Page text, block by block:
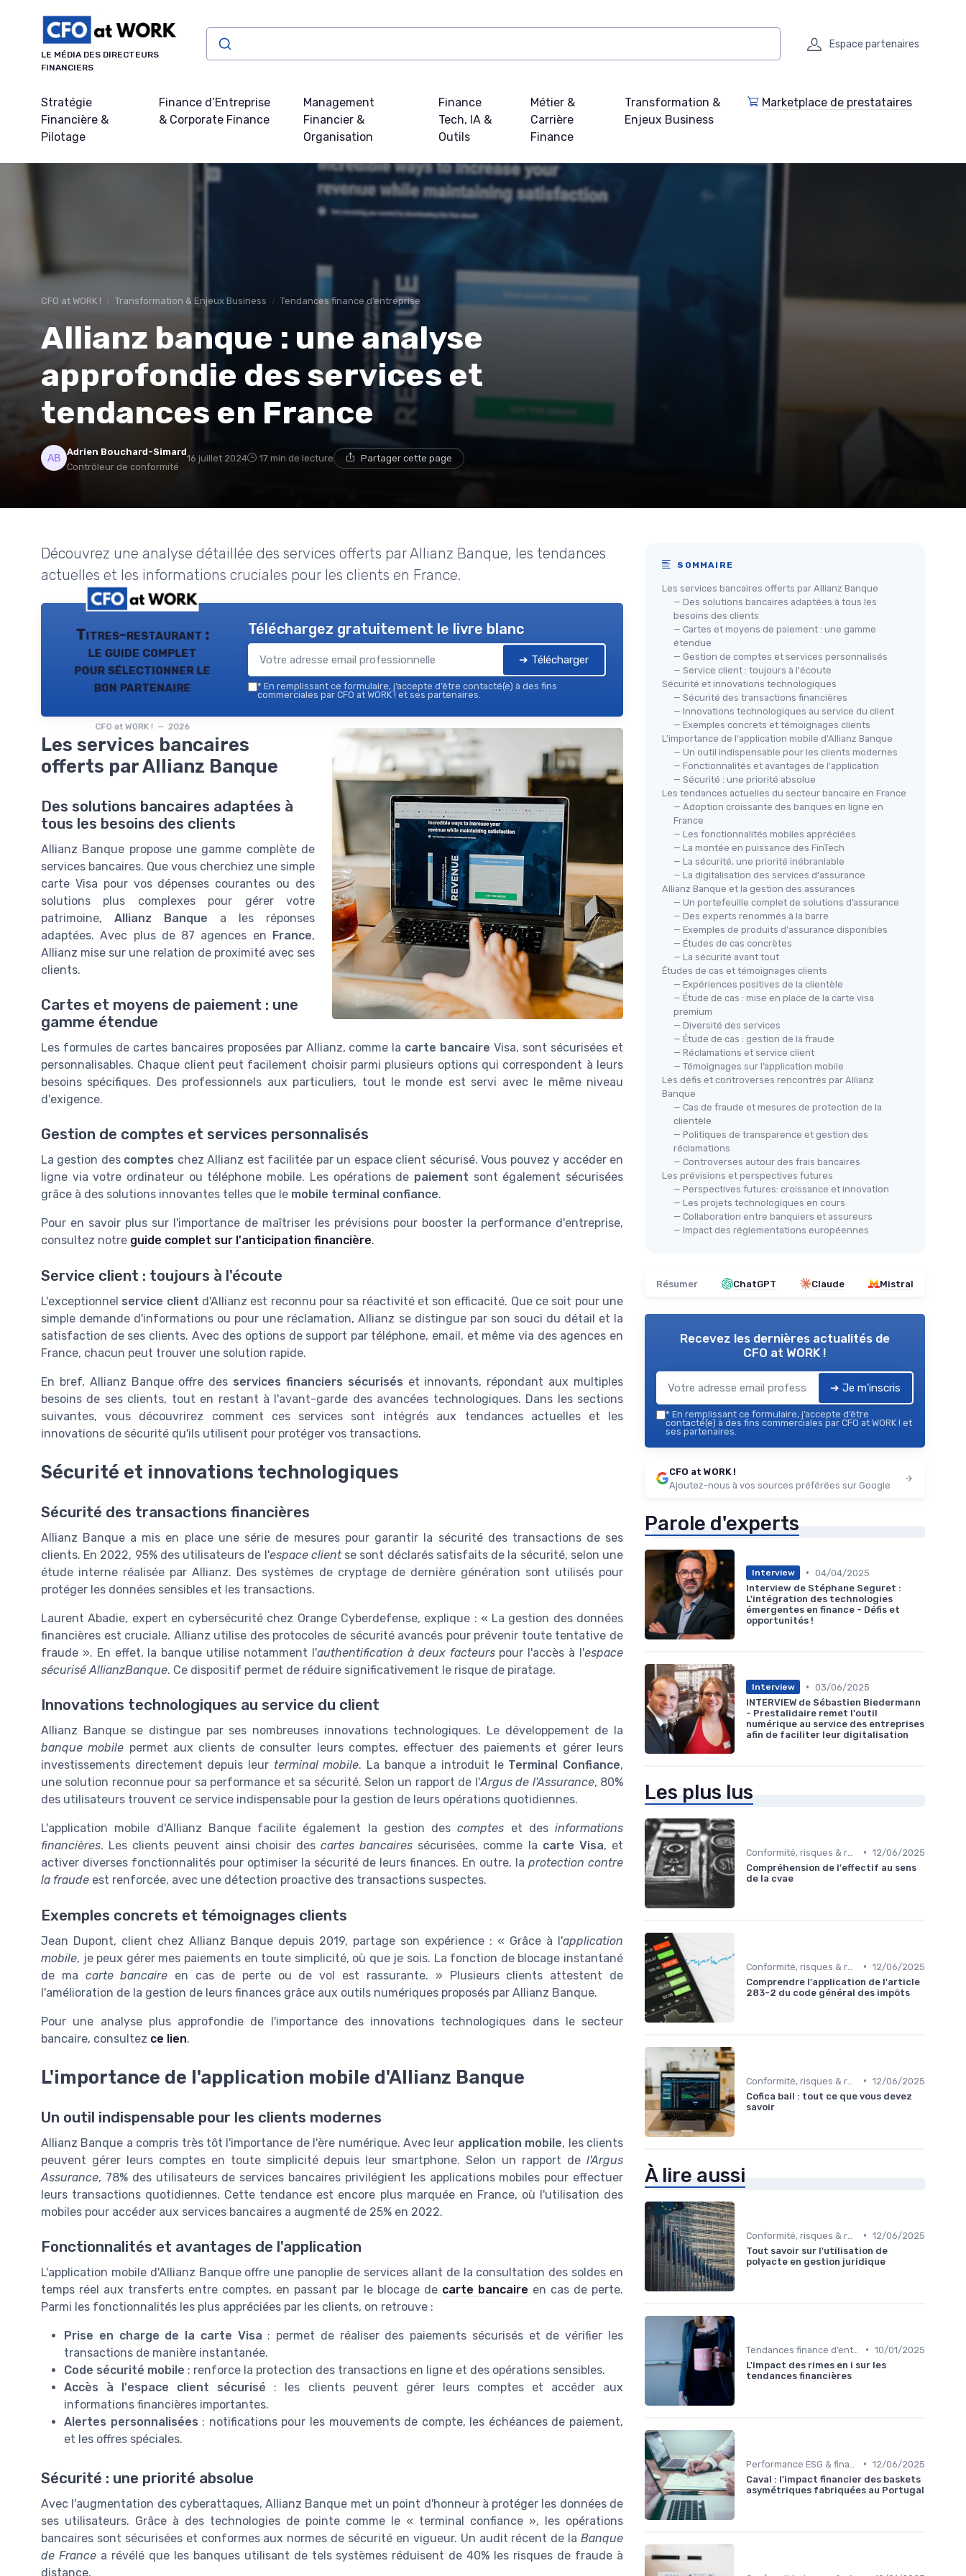
LE MÉDIA DES DIRECTEURS
FINANCIERS
Espace partenaires
Stratégie
Financière &
Pilotage
Finance d’Entreprise
& Corporate Finance
Management
Financier &
Organisation
Finance
Tech, IA &
Outils
Métier &
Carrière
Finance
Transformation &
Enjeux Business
Marketplace de prestataires
CFO at WORK ! Transformation & Enjeux Business Tendances finance d’entreprise
Allianz banque : une analyse
approfondie des services et
tendances en France
Adrien Bouchard-Simard
Contrôleur de conformité
16 juillet 2024 17 min de lecture Partager cette page
Découvrez une analyse détaillée des services offerts par Allianz Banque, les tendances
actuelles et les informations cruciales pour les clients en France.
Titres-restaurant :
le guide complet
pour sélectionner le
bon partenaire
CFO at WORK ! — 2026
Téléchargez gratuitement le livre blanc
➔ Télécharger
* En remplissant ce formulaire, j’accepte d’être contacté(e) à des fins
commerciales par CFO at WORK ! et ses partenaires.
Les services bancaires
offerts par Allianz Banque
Des solutions bancaires adaptées à
tous les besoins des clients
Allianz Banque propose une gamme complète de
services bancaires. Que vous cherchiez une simple
carte Visa pour vos dépenses courantes ou des
solutions plus complexes pour gérer votre
patrimoine, Allianz Banque a les réponses
adaptées. Avec plus de 87 agences en France,
Allianz mise sur une relation de proximité avec ses
clients.
Cartes et moyens de paiement : une
gamme étendue
Les formules de cartes bancaires proposées par Allianz, comme la carte bancaire Visa, sont sécurisées et
personnalisables. Chaque client peut facilement choisir parmi plusieurs options qui correspondent à leurs
besoins spécifiques. Des professionnels aux particuliers, tout le monde est servi avec le même niveau
d'exigence.
Gestion de comptes et services personnalisés
La gestion des comptes chez Allianz est facilitée par un espace client sécurisé. Vous pouvez y accéder en
ligne via votre ordinateur ou téléphone mobile. Les opérations de paiement sont également sécurisées
grâce à des solutions innovantes telles que le mobile terminal confiance.
Pour en savoir plus sur l'importance de maîtriser les prévisions pour booster la performance d'entreprise,
consultez notre guide complet sur l'anticipation financière.
Service client : toujours à l'écoute
L'exceptionnel service client d'Allianz est reconnu pour sa réactivité et son efficacité. Que ce soit pour une
simple demande d'informations ou pour une réclamation, Allianz se distingue par son souci du détail et la
satisfaction de ses clients. Avec des options de support par téléphone, email, et même via des agences en
France, chacun peut trouver une solution rapide.
En bref, Allianz Banque offre des services financiers sécurisés et innovants, répondant aux multiples
besoins de ses clients, tout en restant à l'avant-garde des avancées technologiques. Dans les sections
suivantes, vous découvrirez comment ces services sont intégrés aux tendances actuelles et les
innovations de sécurité qu'ils utilisent pour protéger vos transactions.
Sécurité et innovations technologiques
Sécurité des transactions financières
Allianz Banque a mis en place une série de mesures pour garantir la sécurité des transactions de ses
clients. En 2022, 95% des utilisateurs de l'espace clientse sont déclarés satisfaits de la sécurité, selon une
étude interne réalisée par Allianz. Des systèmes de cryptage de dernière génération sont utilisés pour
protéger les données sensibles et les transactions.
Laurent Abadie, expert en cybersécurité chez Orange Cyberdefense, explique : « La gestion des données
financières est cruciale. Allianz utilise des protocoles de sécurité avancés pour prévenir toute tentative de
fraude ». En effet, la banque utilise notamment l'authentification à deux facteurspour l'accès à l'espace
sécurisé AllianzBanque. Ce dispositif permet de réduire significativement le risque de piratage.
Innovations technologiques au service du client
Allianz Banque se distingue par ses nombreuses innovations technologiques. Le développement de la
banque mobile permet aux clients de consulter leurs comptes, effectuer des paiements et gérer leurs
investissements directement depuis leur terminal mobile. La banque a introduit le Terminal Confiance,
une solution reconnue pour sa performance et sa sécurité. Selon un rapport de l'Argus de l'Assurance, 80%
des utilisateurs trouvent ce service indispensable pour la gestion de leurs opérations quotidiennes.
L'application mobile d'Allianz Banque facilite également la gestion descomptes et des informations
financières. Les clients peuvent ainsi choisir des cartes bancaires sécurisées, comme la carte Visa, et
activer diverses fonctionnalités pour optimiser la sécurité de leurs finances. En outre, la protection contre
la fraude est renforcée, avec une détection proactive des transactions suspectes.
Exemples concrets et témoignages clients
Jean Dupont, client chez Allianz Banque depuis 2019, partage son expérience : « Grâce à l'application
mobile, je peux gérer mes paiements en toute simplicité, où que je sois. La fonction de blocage instantané
de ma carte bancaire en cas de perte ou de vol est rassurante. » Plusieurs clients attestent de
l'amélioration de la gestion de leurs finances grâce aux outils numériques proposés par Allianz Banque.
Pour une analyse plus approfondie de l'importance des innovations technologiques dans le secteur
bancaire, consultez ce lien.
L'importance de l'application mobile d'Allianz Banque
Un outil indispensable pour les clients modernes
Allianz Banque a compris très tôt l'importance de l'ère numérique. Avec leur application mobile, les clients
peuvent gérer leurs comptes en toute simplicité depuis leur smartphone. Selon un rapport de l'Argus
Assurance, 78% des utilisateurs de services bancaires privilégient les applications mobiles pour effectuer
leurs transactions quotidiennes. Cette tendance est encore plus marquée en France, où l'utilisation des
mobiles pour accéder aux services bancaires a augmenté de 25% en 2022.
Fonctionnalités et avantages de l'application
L'application mobile d'Allianz Banque offre une panoplie de services allant de la consultation des soldes en
temps réel aux transferts entre comptes, en passant par le blocage de carte bancaire en cas de perte.
Parmi les fonctionnalités les plus appréciées par les clients, on retrouve :
Prise en charge de la carte Visa : permet de réaliser des paiements sécurisés et de vérifier les
transactions de manière instantanée.
Code sécurité mobile : renforce la protection des transactions en ligne et des opérations sensibles.
Accès à l'espace client sécurisé : les clients peuvent gérer leurs comptes et accéder aux
informations financières importantes.
Alertes personnalisées : notifications pour les mouvements de compte, les échéances de paiement,
et les offres spéciales.
Sécurité : une priorité absolue
Avec l'augmentation des cyberattaques, Allianz Banque met un point d'honneur à protéger les données de
ses utilisateurs. Grâce à des technologies de pointe comme le « terminal confiance », les opérations
bancaires sont sécurisées et conformes aux normes de sécurité en vigueur. Un audit récent de la Banque
de Francea révélé que les banques utilisant de tels systèmes réduisent de 40% les risques de fraude à
distance.
SOMMAIRE
Les services bancaires offerts par Allianz Banque
— Des solutions bancaires adaptées à tous les
besoins des clients
— Cartes et moyens de paiement : une gamme
étendue
— Gestion de comptes et services personnalisés
— Service client : toujours à l'écoute
Sécurité et innovations technologiques
— Sécurité des transactions financières
— Innovations technologiques au service du client
— Exemples concrets et témoignages clients
L'importance de l'application mobile d'Allianz Banque
— Un outil indispensable pour les clients modernes
— Fonctionnalités et avantages de l'application
— Sécurité : une priorité absolue
Les tendances actuelles du secteur bancaire en France
— Adoption croissante des banques en ligne en
France
— Les fonctionnalités mobiles appréciées
— La montée en puissance des FinTech
— La sécurité, une priorité inébranlable
— La digitalisation des services d'assurance
Allianz Banque et la gestion des assurances
— Un portefeuille complet de solutions d’assurance
— Des experts renommés à la barre
— Exemples de produits d'assurance disponibles
— Études de cas concrètes
— La sécurité avant tout
Études de cas et témoignages clients
— Expériences positives de la clientèle
— Étude de cas : mise en place de la carte visa
premium
— Diversité des services
— Étude de cas : gestion de la fraude
— Réclamations et service client
— Témoignages sur l’application mobile
Les défis et controverses rencontrés par Allianz
Banque
— Cas de fraude et mesures de protection de la
clientèle
— Politiques de transparence et gestion des
réclamations
— Controverses autour des frais bancaires
Les prévisions et perspectives futures
— Perspectives futures: croissance et innovation
— Les projets technologiques en cours
— Collaboration entre banquiers et assureurs
— Impact des réglementations européennes
Résumer ChatGPT Claude Mistral
Recevez les dernières actualités de
CFO at WORK !
➔ Je m'inscris
* En remplissant ce formulaire, j’accepte d’être
contacté(e) à des fins commerciales par CFO at WORK ! et
ses partenaires.
CFO at WORK !
Ajoutez-nous à vos sources préférées sur Google
Parole d'experts
Interview • 04/04/2025
Interview de Stéphane Seguret :
L'intégration des technologies
émergentes en finance - Défis et
opportunités !
Interview • 03/06/2025
INTERVIEW de Sébastien Biedermann
- Prestalidaire remet l'outil
numérique au service des entreprises
afin de faciliter leur digitalisation
Les plus lus
• 12/06/2025
Compréhension de l'effectif au sens
de la cvae
• 12/06/2025
Comprendre l'application de l'article
283-2 du code général des impôts
• 12/06/2025
Cofica bail : tout ce que vous devez
savoir
À lire aussi
• 12/06/2025
Tout savoir sur l'utilisation de
polyacte en gestion juridique
• 10/01/2025
L'impact des rimes en i sur les
tendances financières
• 12/06/2025
Caval : l'impact financier des baskets
asymétriques fabriquées au Portugal